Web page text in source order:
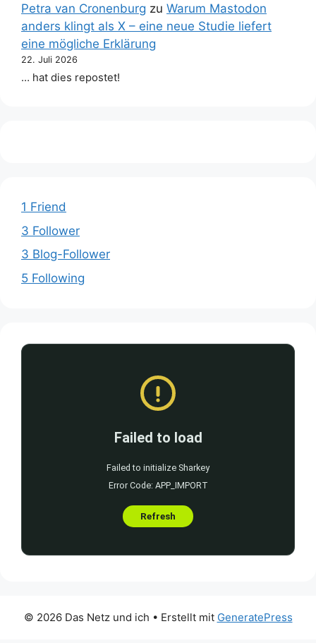
Petra van Cronenburg zu Warum Mastodon
anders klingt als X – eine neue Studie liefert
eine mögliche Erklärung
22. Juli 2026
… hat dies repostet!
1 Friend
3 Follower
3 Blog-Follower
5 Following
© 2026 Das Netz und ich • Erstellt mit GeneratePress